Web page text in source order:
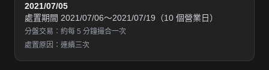
2021/07/05
處置期間 2021/07/06～2021/07/19（10 個營業日）
分盤交易：約每 5 分鐘撮合一次
處置原因：連續三次